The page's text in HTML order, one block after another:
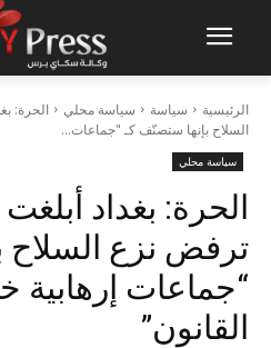
الرئيسية سياسة سياسة محلي
الحرة:
السلاح بإنها ستصنّف كـ "جماعات...
سياسة محلي
الحرة: بغداد
ترفض نزع السلاح
“جماعات إرهابية
القانون”